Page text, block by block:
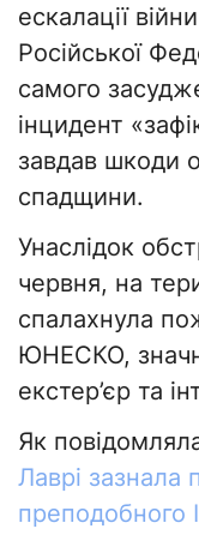
ескалації
Російської
самого
інцидент
завдав шкоди
спадщини.
Унаслідок
червня, на
спалахнула
ЮНЕСКО,
екстер’єр та
Як
Лаврі
преподобного